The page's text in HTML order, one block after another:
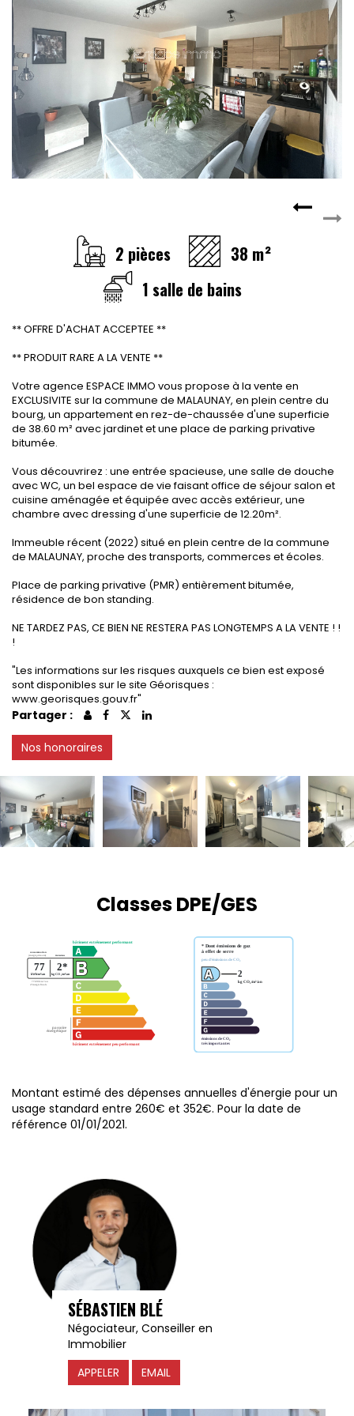
CONTACT
RECRUTEMENT
SERVICES
Actualités
Partenaires
Le palmarès de l'entreprise
2 pièces
38 m²
1 salle de bains
** OFFRE D'ACHAT ACCEPTEE **
** PRODUIT RARE A LA VENTE **
Votre agence ESPACE IMMO vous propose à la vente en
EXCLUSIVITE sur la commune de MALAUNAY, en plein centre du
bourg, un appartement en rez-de-chaussée d'une superficie
de 38.60 m² avec jardinet et une place de parking privative
bitumée.
Vous découvrirez : une entrée spacieuse, une salle de douche
avec WC, un bel espace de vie faisant office de séjour salon et
cuisine aménagée et équipée avec accès extérieur, une
chambre avec dressing d'une superficie de 12.20m².
Immeuble récent (2022) situé en plein centre de la commune
de MALAUNAY, proche des transports, commerces et écoles.
Place de parking privative (PMR) entièrement bitumée,
résidence de bon standing.
NE TARDEZ PAS, CE BIEN NE RESTERA PAS LONGTEMPS A LA VENTE ! !
!
"Les informations sur les risques auxquels ce bien est exposé
sont disponibles sur le site Géorisques :
www.georisques.gouv.fr"
Partager :
Nos honoraires
Classes DPE/GES
Montant estimé des dépenses annuelles d'énergie pour un
usage standard entre 260€ et 352€. Pour la date de
référence 01/01/2021.
SÉBASTIEN BLÉ
Négociateur, Conseiller en
Immobilier
APPELER
EMAIL